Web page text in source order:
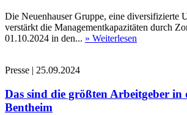
Die Neuenhauser Gruppe, eine diversifizierte
verstärkt die Managementkapazitäten durch
01.10.2024 in den... » Weiterlesen
Presse | 25.09.2024
Das sind die größten Arbeitgeber in
Bentheim